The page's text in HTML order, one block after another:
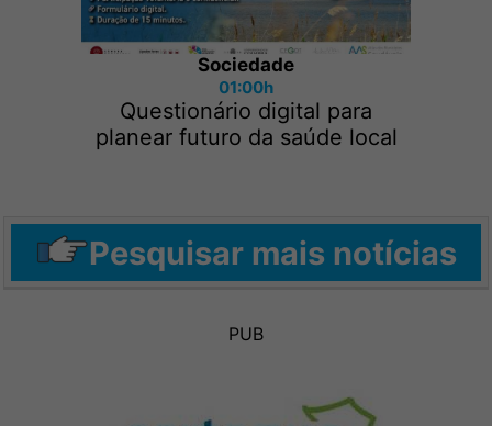
Sociedade
01:00h
Questionário digital para
planear futuro da saúde local
Pesquisar mais notícias
PUB